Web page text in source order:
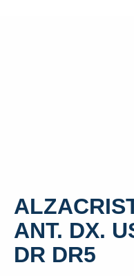
ANT. DX.
DR DR5